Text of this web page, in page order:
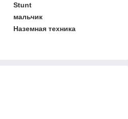
Stunt
мальчик
Наземная техника